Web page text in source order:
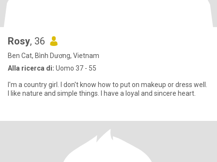
Rosy, 36
Ben Cat, Bình Dương, Vietnam
Alla ricerca di: Uomo 37 - 55
I'm a country girl. I don't know how to put on makeup or dress well.
I like nature and simple things. I have a loyal and sincere heart.